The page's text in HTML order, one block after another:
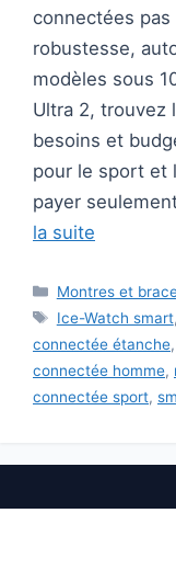
connectées
robustesse,
modèles sous
Ultra 2, trouvez
besoins et
pour le sport et
payer
la suite
Catégories
Montres et
Étiquettes
Ice-Watch smart,
connectée étanche,
connectée homme,
connectée sport,